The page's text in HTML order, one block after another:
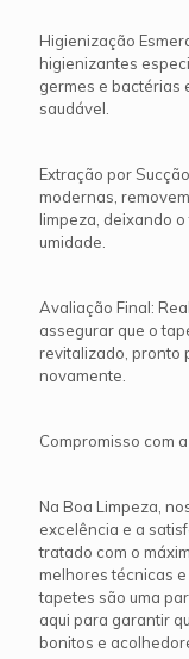
Higienização
higienizantes
germes e bactérias
saudável.
Extração por
modernas,
limpeza, deixando
umidade.
Avaliação Final:
assegurar que o
revitalizado, pronto
novamente.
Compromisso com
Na Boa Limpeza,
excelência e a
tratado com o
melhores técnicas
tapetes são uma
aqui para garantir
bonitos e